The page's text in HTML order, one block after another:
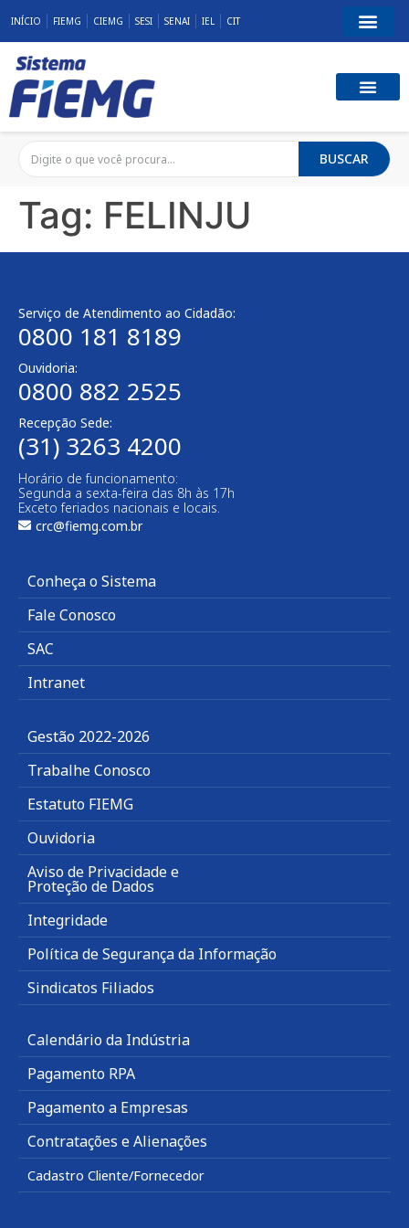
INÍCIO FIEMG CIEMG SESI SENAI IEL CIT
BUSCAR
Tag: FELINJU
Serviço de Atendimento ao Cidadão:
0800 181 8189
Ouvidoria:
0800 882 2525​
Recepção Sede:
(31) 3263 4200
Horário de funcionamento:
Segunda a sexta-feira das 8h às 17h
Exceto feriados nacionais e locais.
crc@fiemg.com.br
Conheça o Sistema
Fale Conosco
SAC
Intranet
Gestão 2022-2026
Trabalhe Conosco
Estatuto FIEMG
Ouvidoria
Aviso de Privacidade e
Proteção de Dados
Integridade
Política de Segurança da Informação
Sindicatos Filiados
Calendário da Indústria
Pagamento RPA
Pagamento a Empresas
Contratações e Alienações
Cadastro Cliente/Fornecedor